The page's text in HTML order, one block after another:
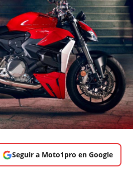
Seguir a Moto1pro en Google